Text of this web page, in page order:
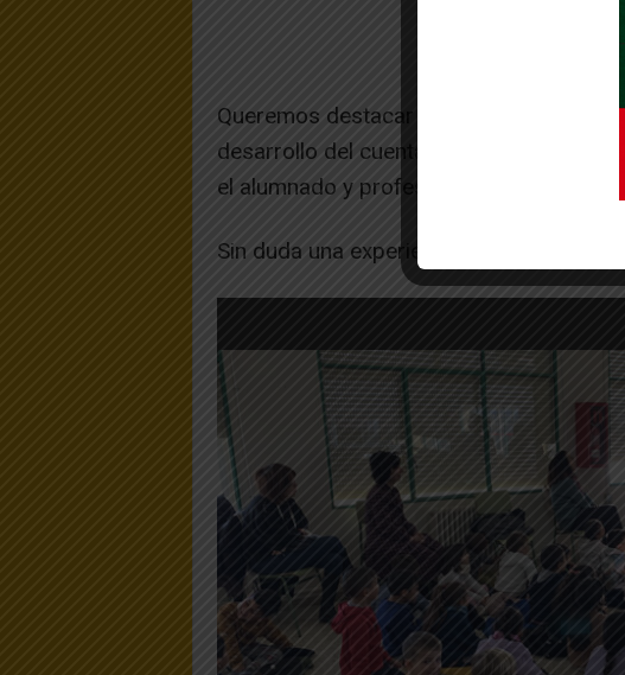
Queremos destacar el trabajo y el
desarrollo del cuentacuentos, así como
el alumnado y profesorado de Infantil
Sin duda una experiencia enriquecedora